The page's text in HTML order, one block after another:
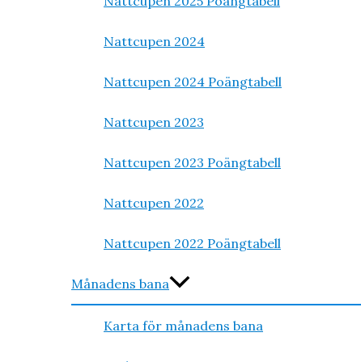
Nattcupen 2024
Nattcupen 2024 Poängtabell
Nattcupen 2023
Nattcupen 2023 Poängtabell
Nattcupen 2022
Nattcupen 2022 Poängtabell
Månadens bana
Karta för månadens bana